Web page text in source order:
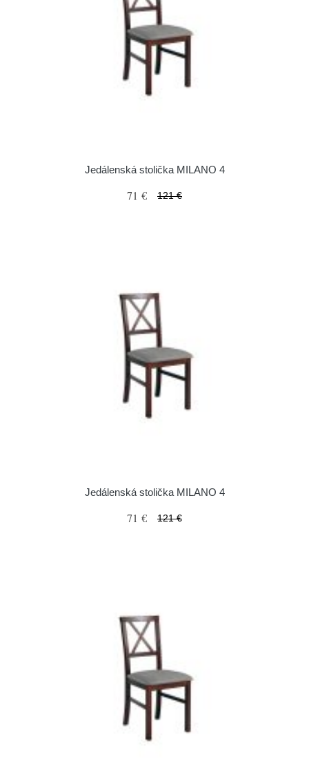
Jedálenská stolička MILANO 4
71 € 121 €
Jedálenská stolička MILANO 4
71 € 121 €